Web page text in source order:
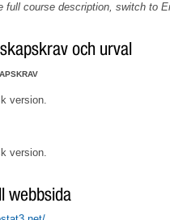
full course description, switch to
och urval
version.
version.
webbsida